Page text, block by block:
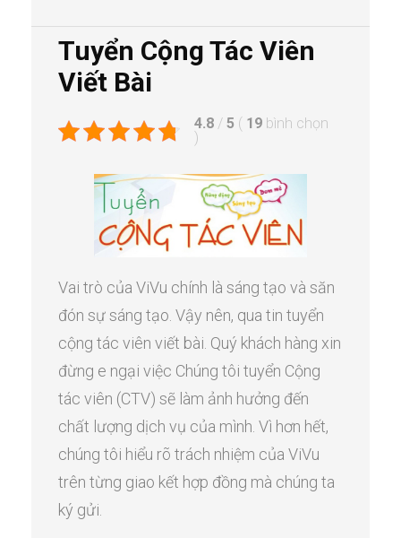
Tuyển Cộng Tác Viên
Viết Bài
4.8 / 5 ( 19 bình chọn
)
Vai trò của ViVu chính là sáng tạo và săn
đón sự sáng tạo. Vậy nên, qua tin tuyển
cộng tác viên viết bài. Quý khách hàng xin
đừng e ngại việc Chúng tôi tuyển Cộng
tác viên (CTV) sẽ làm ảnh hưởng đến
chất lượng dịch vụ của mình. Vì hơn hết,
chúng tôi hiểu rõ trách nhiệm của ViVu
trên từng giao kết hợp đồng mà chúng ta
ký gửi.